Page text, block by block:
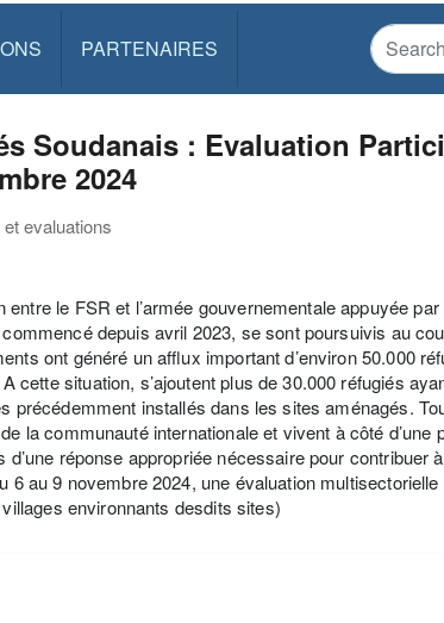
PARTENAIRES
Soudanais : Evaluation
2024
evaluations
le FSR et l’armée gouvernementale appuyée
depuis avril 2023, se sont poursuivis au
ont généré un afﬂux important d’environ 50.000
cette situation, s’ajoutent plus de 30.000 réfugiés
précédemment installés dans les sites aménagés.
la communauté internationale et vivent à côté
d’une réponse appropriée nécessaire pour contribuer
6 au 9 novembre 2024, une évaluation
environnants desdits sites)